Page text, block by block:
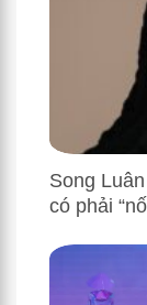
Song
có phải